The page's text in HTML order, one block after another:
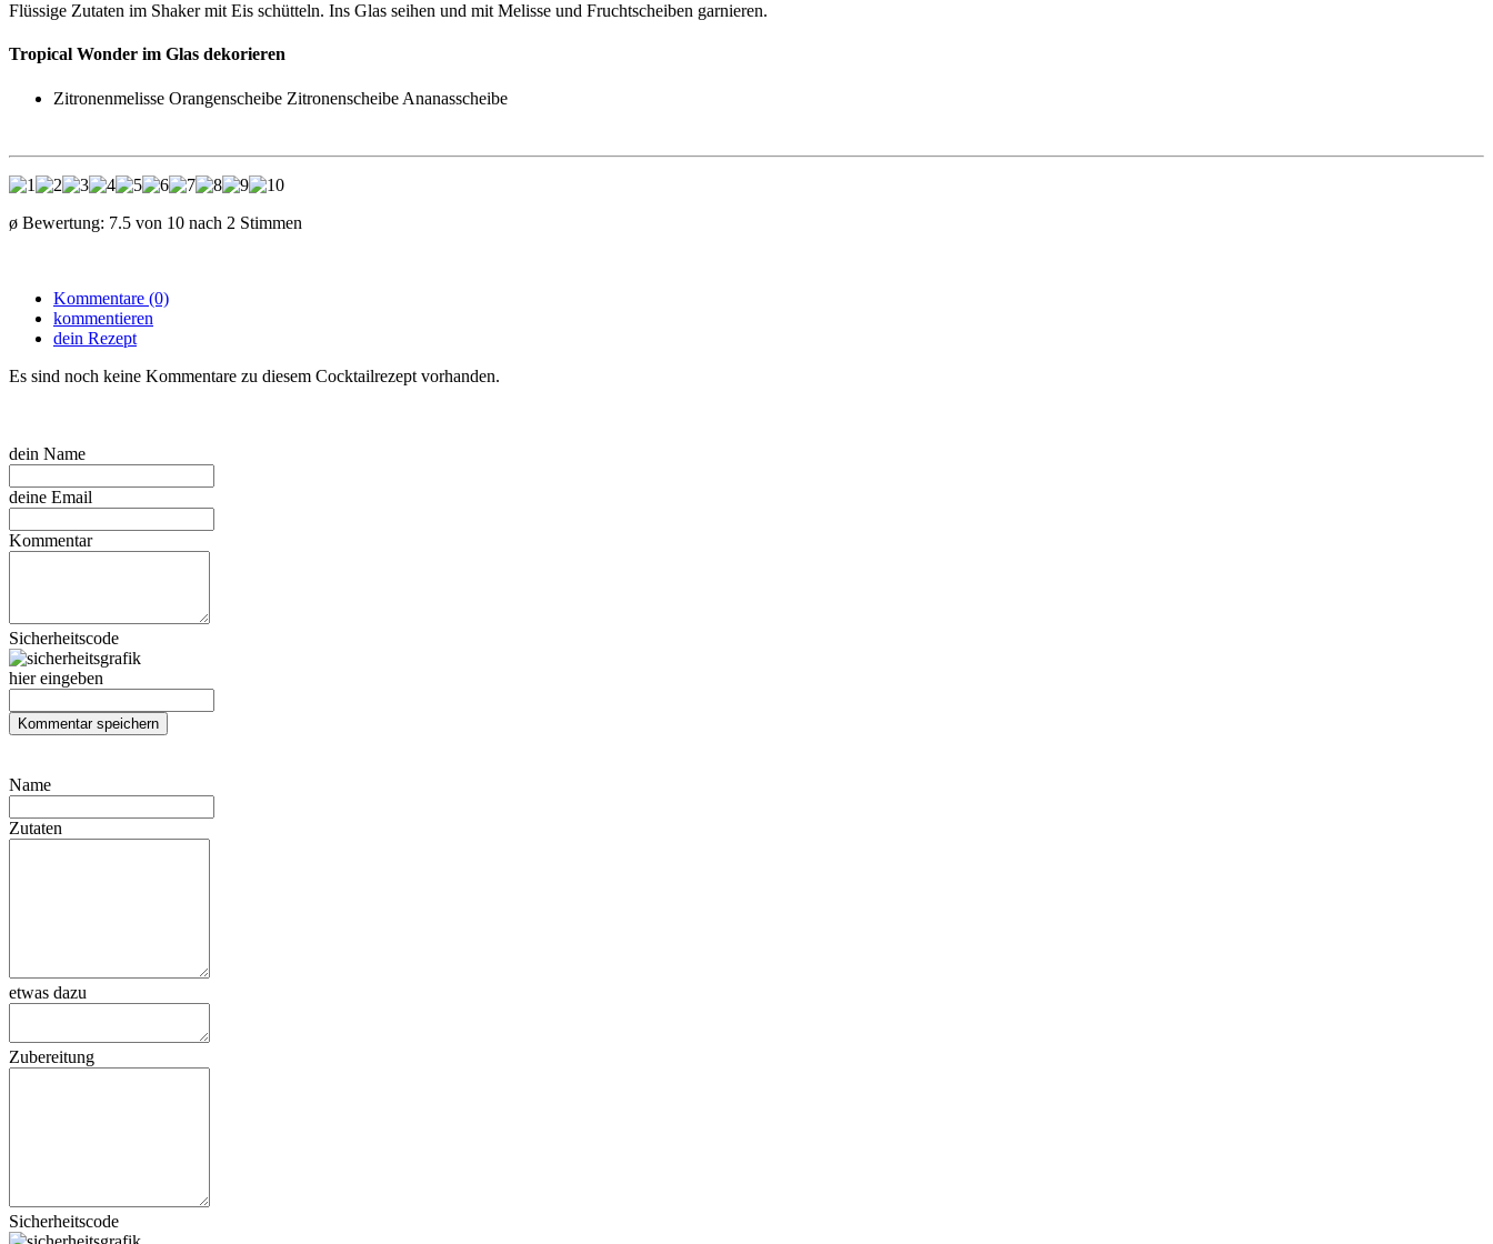
Flüssige Zutaten im Shaker mit Eis schütteln. Ins Glas seihen und mit Melisse und Fruchtscheiben garnieren.
Tropical Wonder im Glas dekorieren
Zitronenmelisse Orangenscheibe Zitronenscheibe Ananasscheibe
ø Bewertung: 7.5 von 10 nach 2 Stimmen
Kommentare (0)
kommentieren
dein Rezept
Es sind noch keine Kommentare zu diesem Cocktailrezept vorhanden.
dein Name
deine Email
Kommentar
Sicherheitscode
hier eingeben
Name
Zutaten
etwas dazu
Zubereitung
Sicherheitscode